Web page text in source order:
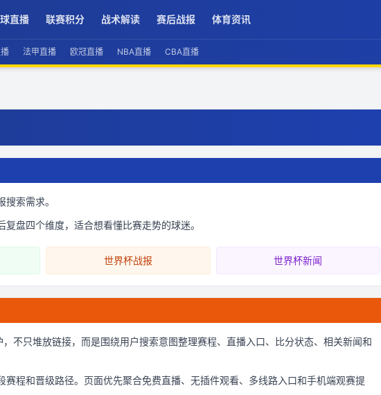
直播 联赛积分 战术解读 赛后战报 体育资讯
法甲直播 欧冠直播 NBA直播 CBA直播
索需求。
盘四个维度，适合想看懂比赛走势的球迷。
世界杯战报 世界杯新闻
不只堆放链接，而是围绕用户搜索意图整理赛程、直播入口、比分状态、相关新闻和
程和晋级路径。页面优先聚合免费直播、无插件观看、多线路入口和手机端观赛提